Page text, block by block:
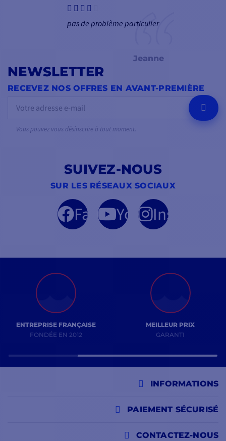
pas de problème particulier
Jeanne
NEWSLETTER
RECEVEZ NOS OFFRES EN AVANT-PREMIÈRE
OK
Vous pouvez vous désinscrire à tout moment.
SUIVEZ-NOUS
SUR LES RÉSEAUX SOCIAUX
FacebookYouTubeInstagram
ENTREPRISE FRANÇAISE
FONDÉE EN 2012
MEILLEUR PRIX
GARANTI
INFORMATIONS
CONTACTEZ-NOUS
PAIEMENT SÉCURISÉ